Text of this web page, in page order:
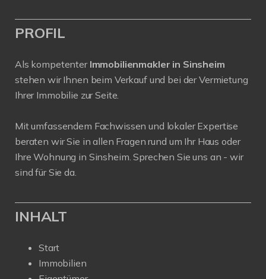
PROFIL
Als kompetenter Immobilienmakler in Sinsheim
stehen wir Ihnen beim Verkauf und bei der Vermietung
Ihrer Immobilie zur Seite.
Mit umfassendem Fachwissen und lokaler Expertise
beraten wir Sie in allen Fragen rund um Ihr Haus oder
Ihre Wohnung in Sinsheim. Sprechen Sie uns an - wir
sind für Sie da.
INHALT
Start
Immobilien